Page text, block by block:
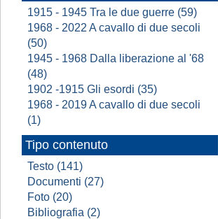
1915 - 1945 Tra le due guerre (59)
1968 - 2022 A cavallo di due secoli
(50)
1945 - 1968 Dalla liberazione al '68
(48)
1902 -1915 Gli esordi (35)
1968 - 2019 A cavallo di due secoli
(1)
Tipo contenuto
Testo (141)
Documenti (27)
Foto (20)
Bibliografia (2)